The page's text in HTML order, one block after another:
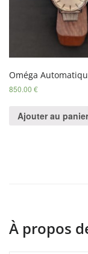
Oméga
850.00 €
Ajouter au panier
À propos